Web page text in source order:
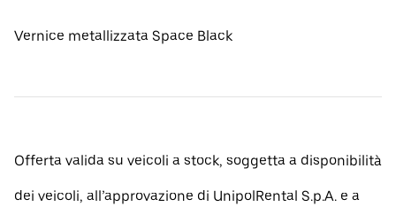
Vernice metallizzata Space Black
Offerta valida su veicoli a stock, soggetta a disponibilità
dei veicoli, all’approvazione di UnipolRental S.p.A. e a